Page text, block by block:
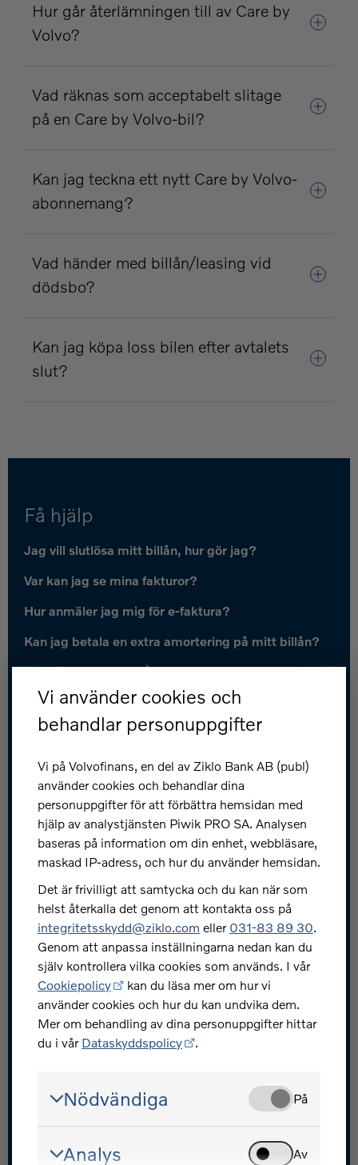
Hur går återlämningen till av Care by
Volvo?
Vad räknas som acceptabelt slitage
på en Care by Volvo-bil?
Kan jag teckna ett nytt Care by Volvo-
abonnemang?
Vad händer med billån/leasing vid
dödsbo?
Kan jag köpa loss bilen efter avtalets
slut?
Få hjälp
Jag vill slutlösa mitt billån, hur gör jag?
Var kan jag se mina fakturor?
Hur anmäler jag mig för e-faktura?
Kan jag betala en extra amortering på mitt billån?
Fler frågor och svar
Kundservice
Kontakta oss
Snabblänkar
Jobba hos oss
Press och nyheter
Skydda dig mot bedrägerier
Investerarrelationer
Ziklo utvecklarportal
© Ziklo Bank AB (publ) Org.nr 556069-0967
Om VolvofinansCookiepolicy Dataskyddspolicy
Vi använder cookies och
behandlar personuppgifter
Vi på Volvofinans, en del av Ziklo Bank AB (publ)
använder cookies och behandlar dina
personuppgifter för att förbättra hemsidan med
hjälp av analystjänsten Piwik PRO SA. Analysen
baseras på information om din enhet, webbläsare,
maskad IP-adress, och hur du använder hemsidan.
Det är frivilligt att samtycka och du kan när som
helst återkalla det genom att kontakta oss på
integritetsskydd@ziklo.com eller 031-83 89 30.
Genom att anpassa inställningarna nedan kan du
själv kontrollera vilka cookies som används. I vår
Cookiepolicy
kan du läsa mer om hur vi
använder cookies och hur du kan undvika dem.
Mer om behandling av dina personuppgifter hittar
du i vår Dataskyddspolicy .
Nödvändiga På
Analys Av